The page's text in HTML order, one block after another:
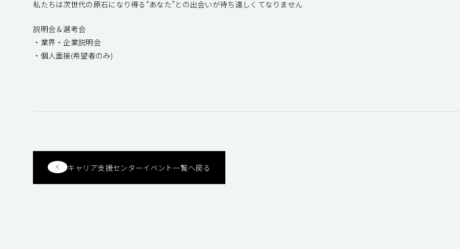
私たちは次世代の原石になり得る“あなた”との出会いが待ち遠しくてなりません
説明会＆選考会
・業界・企業説明会
・個人面接(希望者のみ)
キャリア支援センターイベント一覧へ戻る